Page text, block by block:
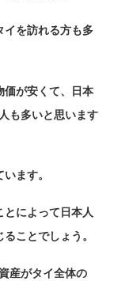
イを訪れる方も多
価が安くて、日本
も多いと思います
ます。
によって日本人
ことでしょう。
産がタイ全体の